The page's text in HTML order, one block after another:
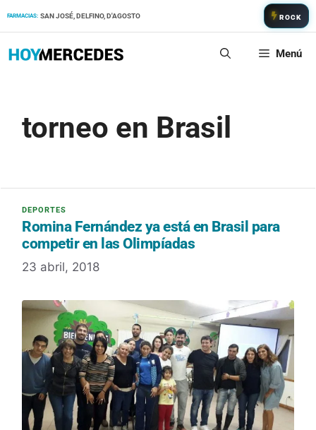
FARMACIAS: SAN JOSÉ, DELFINO, D'AGOSTO ROCK
Menú
torneo en Brasil
Romina Fernández ya está en Brasil para
competir en las Olimpíadas
23 abril, 2018